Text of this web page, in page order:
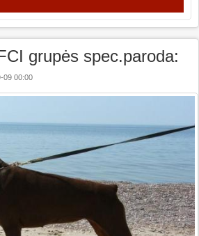
grupės spec.paroda:
09 00:00